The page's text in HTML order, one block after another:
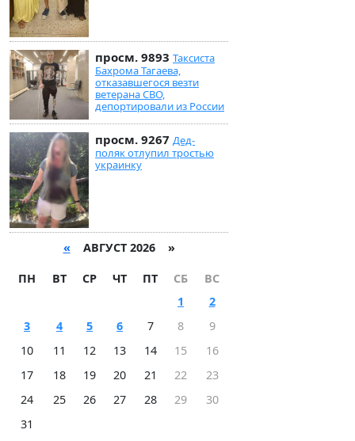
просм. 9893 Таксиста
Бахрома Тагаева,
отказавшегося везти
ветерана СВО,
депортировали из России
просм. 9267 Дед-
поляк отлупил тростью
украинку
« АВГУСТ 2026 »
ПН ВТ СР ЧТ ПТ СБ
ВС
1
2
3
4 5 6 7 8
9
10
11 12 13 14 15
16
17
18 19 20 21 22
23
24
25 26 27 28 29
30
31